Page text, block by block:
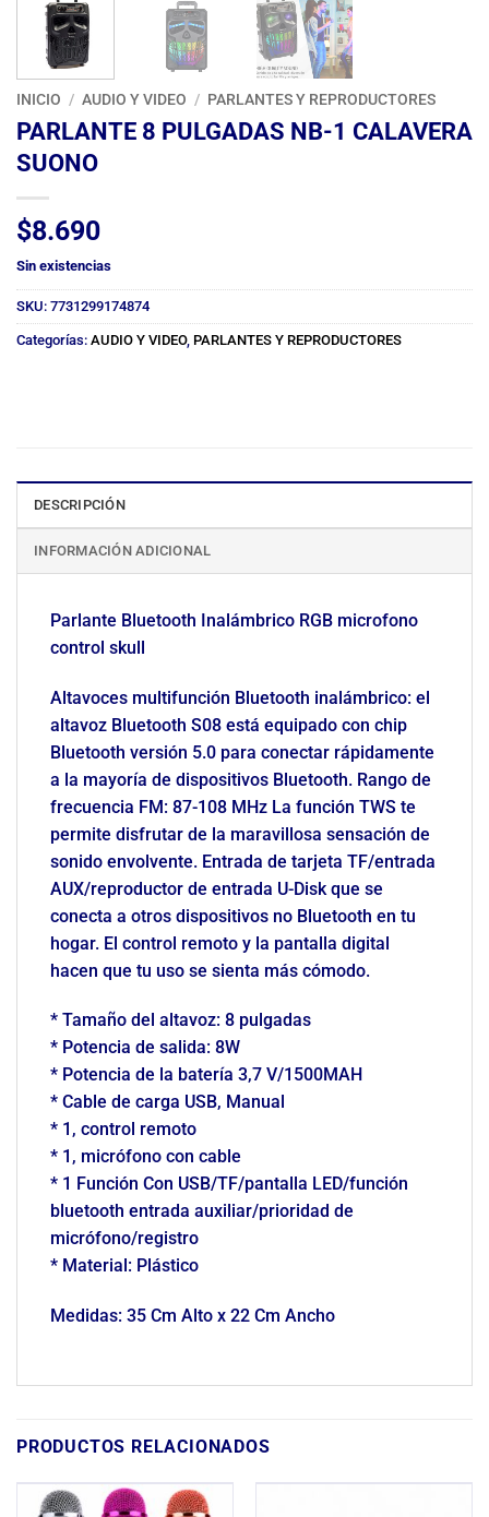
INICIO / AUDIO Y VIDEO / PARLANTES Y REPRODUCTORES
PARLANTE 8 PULGADAS NB-1 CALAVERA
SUONO
$8.690
Sin existencias
SKU: 7731299174874
Categorías: AUDIO Y VIDEO, PARLANTES Y REPRODUCTORES
DESCRIPCIÓN
INFORMACIÓN ADICIONAL
Parlante Bluetooth Inalámbrico RGB microfono
control skull
Altavoces multifunción Bluetooth inalámbrico: el
altavoz Bluetooth S08 está equipado con chip
Bluetooth versión 5.0 para conectar rápidamente
a la mayoría de dispositivos Bluetooth. Rango de
frecuencia FM: 87-108 MHz La función TWS te
permite disfrutar de la maravillosa sensación de
sonido envolvente. Entrada de tarjeta TF/entrada
AUX/reproductor de entrada U-Disk que se
conecta a otros dispositivos no Bluetooth en tu
hogar. El control remoto y la pantalla digital
hacen que tu uso se sienta más cómodo.
* Tamaño del altavoz: 8 pulgadas
* Potencia de salida: 8W
* Potencia de la batería 3,7 V/1500MAH
* Cable de carga USB, Manual
* 1, control remoto
* 1, micrófono con cable
* 1 Función Con USB/TF/pantalla LED/función
bluetooth entrada auxiliar/prioridad de
micrófono/registro
* Material: Plástico
Medidas: 35 Cm Alto x 22 Cm Ancho
PRODUCTOS RELACIONADOS